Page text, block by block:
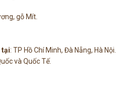
gỗ Mít.
tại: TP Hồ Chí Minh, Đà Nẵng, Hà Nội.
và Quốc Tế.